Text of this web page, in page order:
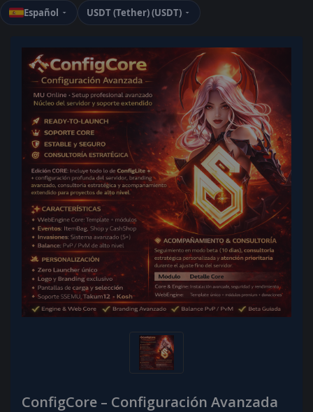
Español USDT (Tether) (USDT)
ConfigCore – Configuración Avanzada